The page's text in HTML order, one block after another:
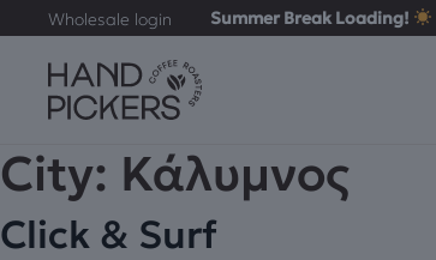
Wholesale login Summer Break Loading!
City: Κάλυμνος
Click & Surf